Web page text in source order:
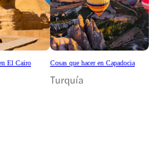
El Cairo Cosas que hacer en Capadocia
Turquía